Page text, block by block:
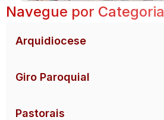
Navegue por Categoria
Arquidiocese
Giro Paroquial
Pastorais